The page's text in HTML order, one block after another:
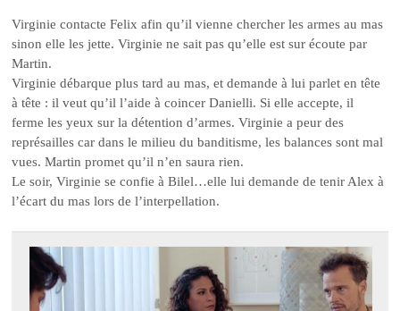
Virginie contacte Felix afin qu’il vienne chercher les armes au mas
sinon elle les jette. Virginie ne sait pas qu’elle est sur écoute par
Martin.
Virginie débarque plus tard au mas, et demande à lui parlet en tête
à tête : il veut qu’il l’aide à coincer Danielli. Si elle accepte, il
ferme les yeux sur la détention d’armes. Virginie a peur des
représailles car dans le milieu du banditisme, les balances sont mal
vues. Martin promet qu’il n’en saura rien.
Le soir, Virginie se confie à Bilel…elle lui demande de tenir Alex à
l’écart du mas lors de l’interpellation.